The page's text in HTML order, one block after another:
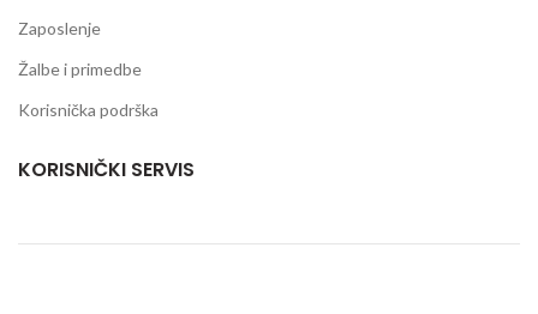
Zaposlenje
Žalbe i primedbe
Korisnička podrška
KORISNIČKI SERVIS